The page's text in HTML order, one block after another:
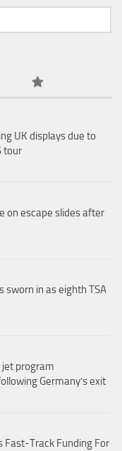
UK displays due to
tour
on escape slides after
sworn in as eighth TSA
jet program
Germany’s exit
Fast-Track Funding For